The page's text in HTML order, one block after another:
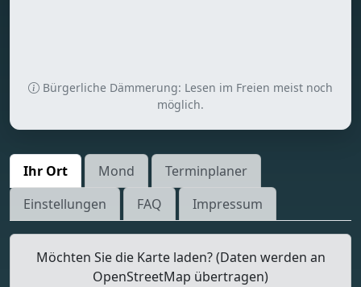
Bürgerliche Dämmerung: Lesen im Freien meist noch
möglich.
Ihr Ort Mond
Terminplaner
Einstellungen
FAQ Impressum
Möchten Sie die Karte laden? (Daten werden an
OpenStreetMap übertragen)